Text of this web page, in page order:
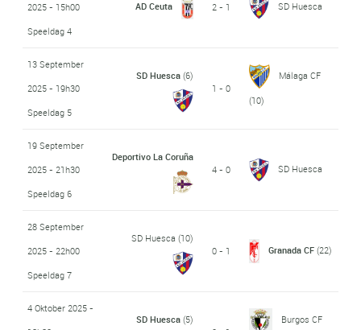
2025 - 15h00
Speeldag 4
AD Ceuta 2 - 1 SD Huesca
13 September
2025 - 19h30
Speeldag 5
SD Huesca(6)
1 - 0
Málaga CF
(10)
19 September
2025 - 21h30
Speeldag 6
Deportivo La Coruña
4 - 0
SD Huesca
28 September
2025 - 22h00
Speeldag 7
SD Huesca (10)
0 - 1
Granada CF (22)
4 Oktober 2025 -
SD Huesca(5)
Burgos CF